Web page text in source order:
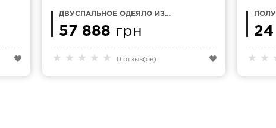
★ ★ ★ ★ ★ 0 отзыв(ов)
ДВУСПАЛЬНОЕ ОДЕЯЛО ИЗ
BAVARIA (СТЁГАНОЕ) 240 X 220
СМ
57 888 грн
★ ★
24